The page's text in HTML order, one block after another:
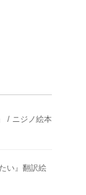
/ ニジノ絵本
い』翻訳絵